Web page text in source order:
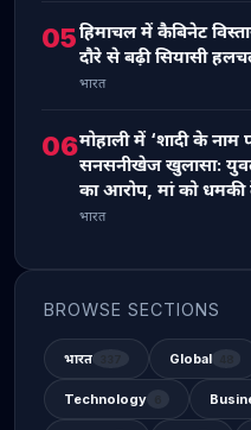
05हिमाचल में कैबिनेट
दौरे से बढ़ी सियासी
भारत
06मोहाली में ‘शादी के
सनसनीखेज खुलासा:
का आरोप, मां को
भारत
BROWSE SECTIONS
भारत Global
Technology